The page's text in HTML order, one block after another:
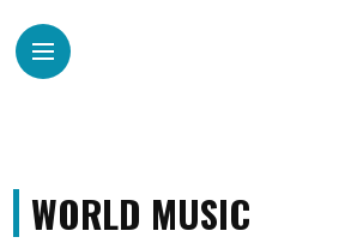
WORLD MUSIC